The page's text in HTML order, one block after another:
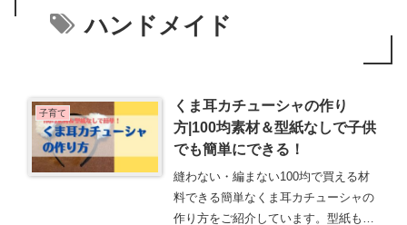
ハンドメイド
子育て
くま耳カチューシャの作り
方|100均素材＆型紙なしで子供
でも簡単にできる！
縫わない・編まない100均で買える材
料できる簡単なくま耳カチューシャの
作り方をご紹介しています。型紙も必